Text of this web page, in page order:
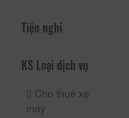
Tiện nghi
KS Loại dịch vụ
Cho thuê xe
máy